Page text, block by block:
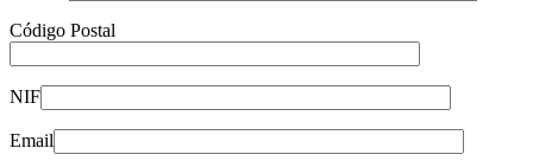
Código Postal
NIF
Email